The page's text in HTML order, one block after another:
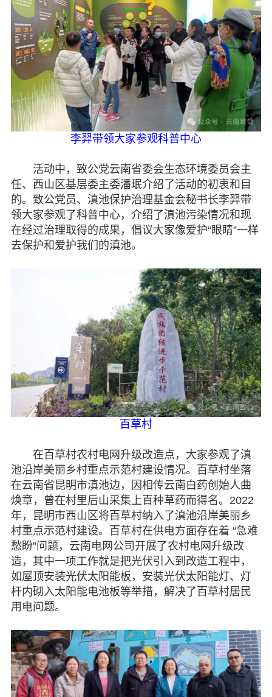
李羿带领大家参观科普中心
活动中，致公党云南省委会生态环境委员会主
任、西山区基层委主委潘珉介绍了活动的初衷和目
的。致公党员、滇池保护治理基金会秘书长李羿带
领大家参观了科普中心，介绍了滇池污染情况和现
在经过治理取得的成果，倡议大家像爱护“眼睛”一样
去保护和爱护我们的滇池。
百草村
在百草村农村电网升级改造点，大家参观了滇
池沿岸美丽乡村重点示范村建设情况。百草村坐落
在云南省昆明市滇池边，因相传云南白药创始人曲
焕章，曾在村里后山采集上百种草药而得名。2022
年，昆明市西山区将百草村纳入了滇池沿岸美丽乡
村重点示范村建设。百草村在供电方面存在着 “急难
愁盼”问题，云南电网公司开展了农村电网升级改
造，其中一项工作就是把光伏引入到改造工程中，
如屋顶安装光伏太阳能板，安装光伏太阳能灯、灯
杆内砌入太阳能电池板等举措，解决了百草村居民
用电问题。